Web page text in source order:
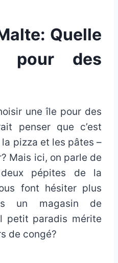
Quelle
pour des
une île pour des
penser que c’est
pizza et les pâtes –
Mais ici, on parle de
pépites de la
font hésiter plus
un magasin de
petit paradis mérite
de congé?